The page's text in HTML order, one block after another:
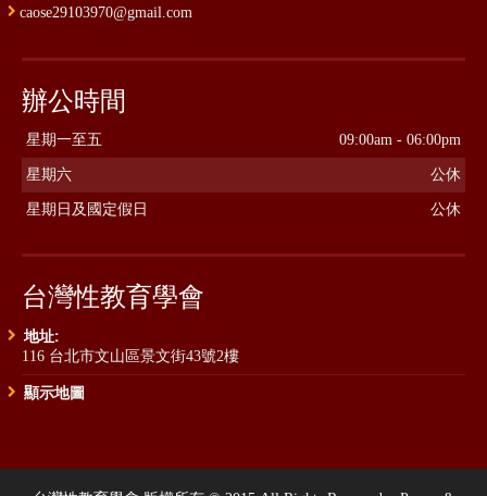
caose29103970@gmail.com
辦公時間
星期一至五 09:00am - 06:00pm
星期六 公休
星期日及國定假日 公休
台灣性教育學會
地址:
116 台北市文山區景文街43號2樓
顯示地圖